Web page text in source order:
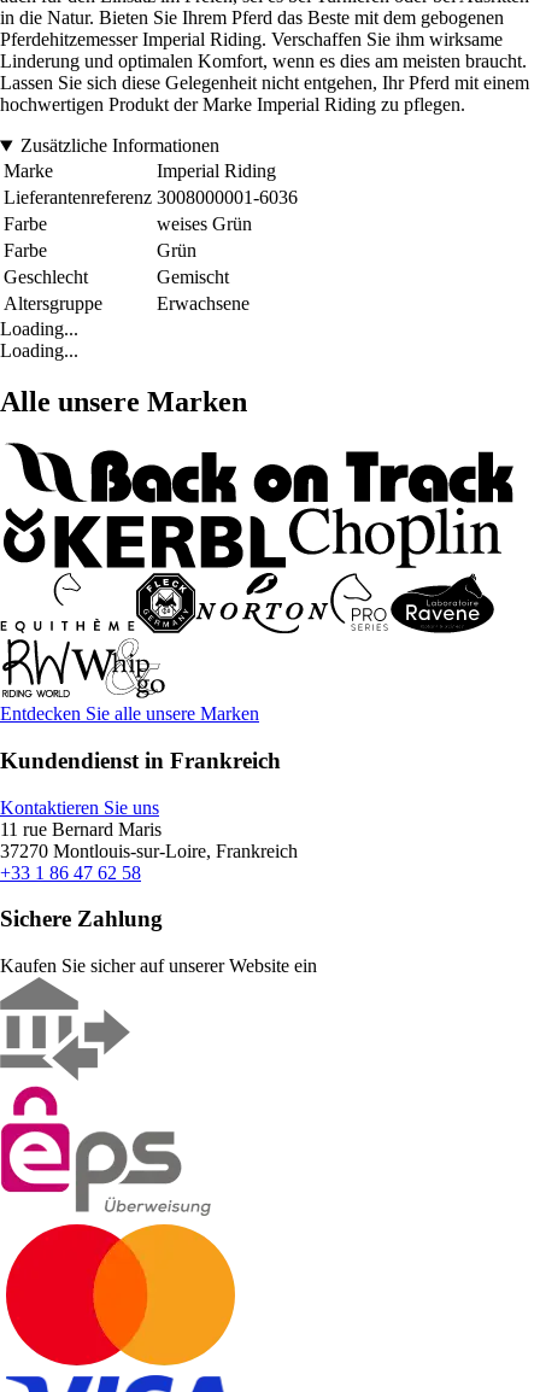
in die Natur. Bieten Sie Ihrem Pferd das Beste mit dem gebogenen
Pferdehitzemesser Imperial Riding. Verschaffen Sie ihm wirksame
Linderung und optimalen Komfort, wenn es dies am meisten braucht.
Lassen Sie sich diese Gelegenheit nicht entgehen, Ihr Pferd mit einem
hochwertigen Produkt der Marke Imperial Riding zu pflegen.
Zusätzliche Informationen
Marke
Imperial Riding
Lieferantenreferenz 3008000001-6036
Farbe
weises Grün
Farbe
Grün
Geschlecht
Gemischt
Altersgruppe
Erwachsene
Loading...
Loading...
Alle unsere Marken
Entdecken Sie alle unsere Marken
Kundendienst in Frankreich
Kontaktieren Sie uns
11 rue Bernard Maris
37270 Montlouis-sur-Loire, Frankreich
+33 1 86 47 62 58
Sichere Zahlung
Kaufen Sie sicher auf unserer Website ein